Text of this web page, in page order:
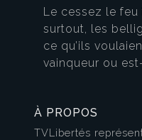
Le cessez le
surtout, les
ce qu’ils
vainqueur ou
À PROPOS
TVLibertés